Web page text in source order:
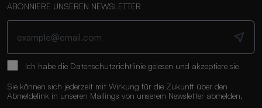
ABONNIERE UNSEREN NEWSLETTER
Ich habe die Datenschutzrichtlinie gelesen und akzeptiere sie
Sie können sich jederzeit mit Wirkung für die Zukunft über den
Abmeldelink in unseren Mailings von unserem Newsletter abmelden.